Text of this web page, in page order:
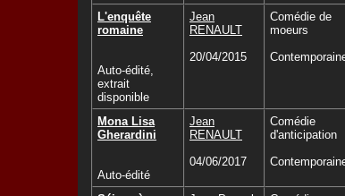
L'enquête
romaine
Auto-édité,
extrait
disponible
Jean
RENAULT
20/04/2015
Comédie de
moeurs
Mona Lisa
Gherardini
Auto-édité
Jean
RENAULT
04/06/2017
Comédie
d'anticipation